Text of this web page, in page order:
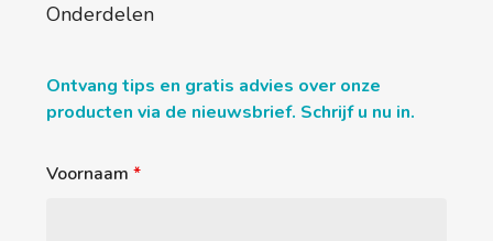
Onderdelen
Ontvang tips en gratis advies over onze
producten via de nieuwsbrief. Schrijf u nu in.
Voornaam *